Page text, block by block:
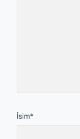
İsim*